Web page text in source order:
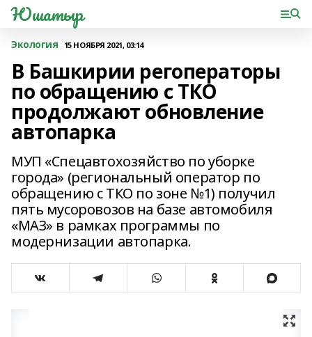
Юшатыр
Экология 15 НОЯБРЯ 2021, 03:14
В Башкирии регоператоры
по обращению с ТКО
продолжают обновление
автопарка
МУП «Спецавтохозяйство по уборке
города» (региональный оператор по
обращению с ТКО по зоне №1) получил
пять мусоровозов на базе автомобиля
«МАЗ» в рамках программы по
модернизации автопарка.